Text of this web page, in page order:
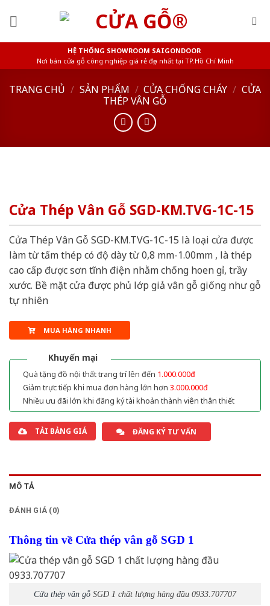
HỆ THỐNG SHOWROOM SAIGONDOOR
Nơi bán cửa gỗ công nghiệp giá rẻ đẹp nhất tại TP.Hồ Chí Minh
TRANG CHỦ / SẢN PHẨM / CỬA CHỐNG CHÁY / CỬA
THÉP VÂN GỖ
Cửa Thép Vân Gỗ SGD-KM.TVG-1C-15
Cửa Thép Vân Gỗ SGD-KM.TVG-1C-15 là loại cửa được
làm từ tấm thép có độ dày từ 0,8 mm-1.00mm , là thép
cao cấp được sơn tĩnh điện nhằm chống hoen gỉ, trầy
xước. Bề mặt cửa được phủ lớp giả vân gỗ giống như gỗ
tự nhiên
MUA HÀNG NHANH
Khuyến mại
Quà tặng đồ nội thất trang trí lên đến 1.000.000đ
Giảm trực tiếp khi mua đơn hàng lớn hơn 3.000.000đ
Nhiều ưu đãi lớn khi đăng ký tài khoản thành viên thân thiết
TẢI BẢNG GIÁ ĐĂNG KÝ TƯ VẤN
MÔ TẢ
ĐÁNH GIÁ (0)
Thông tin về Cửa thép vân gỗ SGD 1
Cửa thép vân gỗ SGD 1 chất lượng hàng đầu 0933.707707